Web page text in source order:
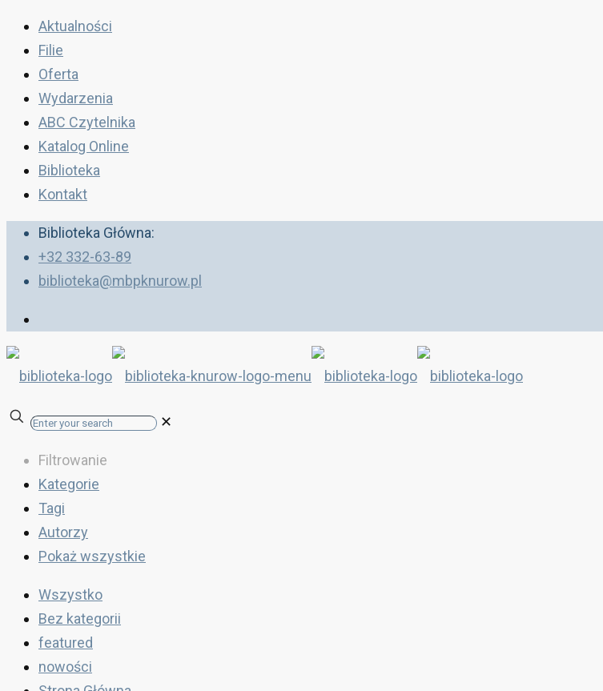
Aktualności
Filie
Oferta
Wydarzenia
ABC Czytelnika
Katalog Online
Biblioteka
Kontakt
Biblioteka Główna:
+32 332-63-89
biblioteka@mbpknurow.pl
✕
Filtrowanie
Kategorie
Tagi
Autorzy
Pokaż wszystkie
Wszystko
Bez kategorii
featured
nowości